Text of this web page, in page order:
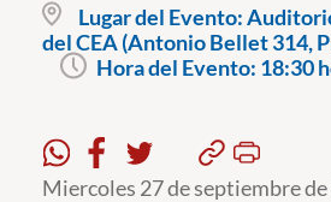
Postgrado
Estudiantes
Lugar del Evento:
del CEA (Antonio Bellet 314,
Hora del Evento: 18:30
Miercoles 27 de septiembre